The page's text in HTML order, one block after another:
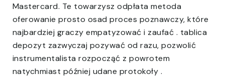
Mastercard. Te towarzysz odpłata metoda
oferowanie prosto osad proces poznawczy, które
najbardziej graczy empatyzować i zaufać . tablica
depozyt zazwyczaj pozywać od razu, pozwolić
instrumentalista rozpocząć z powrotem
natychmiast później udane protokoły .